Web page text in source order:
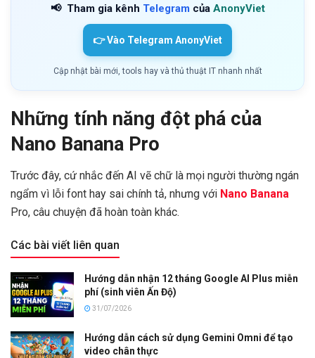
📢 Tham gia kênh Telegram của AnonyViet
👉 Vào Telegram AnonyViet
Cập nhật bài mới, tools hay và thủ thuật IT nhanh nhất
Những tính năng đột phá của
Nano Banana Pro
Trước đây, cứ nhắc đến AI vẽ chữ là mọi người thường ngán
ngẩm vì lỗi font hay sai chính tả, nhưng với Nano Banana
Pro, câu chuyện đã hoàn toàn khác.
Các bài viết liên quan
Hướng dẫn nhận 12 tháng Google AI Plus miễn
phí (sinh viên Ấn Độ)
31/07/2026
Hướng dẫn cách sử dụng Gemini Omni để tạo
video chân thực